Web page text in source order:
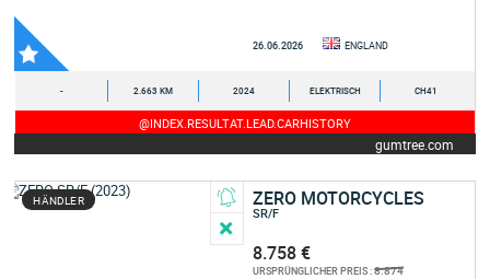
26.06.2026 ENGLAND
- 2.663 KM 2024 ELEKTRISCH CH41
@INDEX.RESULTAT.LEAD.CARHISTORY
gumtree.com
HÄNDLER ZERO MOTORCYCLES
SR/F
8.758 €
URSPRÜNGLICHER PREIS :8.874